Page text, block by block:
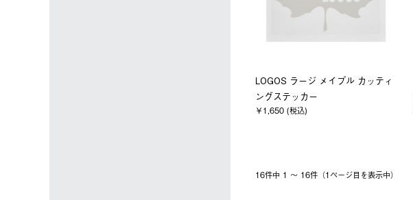
LOGOS ラージ メイプル カッティ
ングステッカー
￥1,650 (税込)
16件中 1 〜 16件（1ページ⽬を表⽰中）